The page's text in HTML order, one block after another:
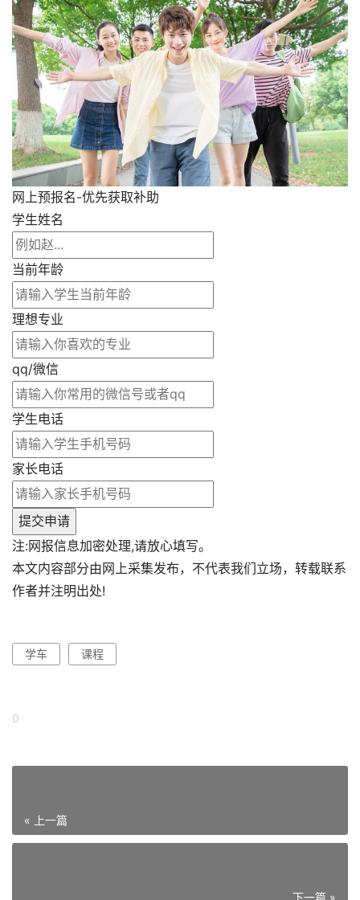
网上预报名-优先获取补助
学生姓名
当前年龄
理想专业
qq/微信
学生电话
家长电话
提交申请
注:网报信息加密处理,请放心填写。
本文内容部分由网上采集发布，不代表我们立场，转载联系
作者并注明出处!
学车 课程
0
« 上一篇
下一篇 »